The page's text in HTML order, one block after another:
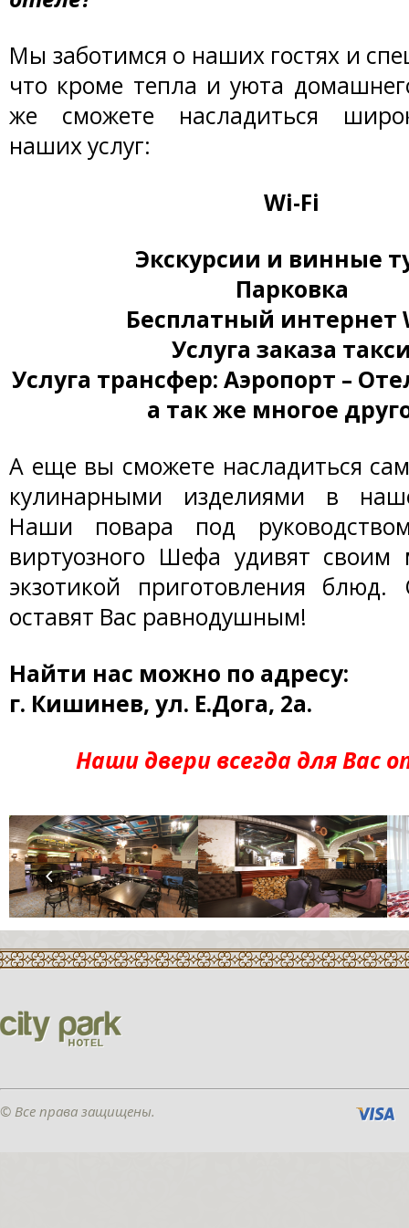
Мы заботимся о наших гостях и
что кроме тепла и уюта
же сможете насладиться
наших услуг:
Wi-Fi
Экскурсии и винные
Парковка
Бесплатный интернет
Услуга заказа
Услуга трансфер: Аэропорт –
а так же многое
А еще вы сможете насладиться
кулинарными изделиями в
Наши повара под
виртуозного Шефа удивят своим
экзотикой приготовления
оставят Вас равнодушным!
Найти нас можно по адресу:
г. Кишинев, ул. Е.Дога, 2а.
Наши двери всегда для Вас
© Все права защищены.